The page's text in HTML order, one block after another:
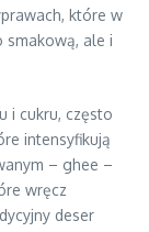
które w
smakową, ale i
i cukru, często
intensyfikują
– ghee –
wręcz
deser